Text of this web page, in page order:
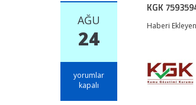
AĞU
24
KGK
75935942-
yorumlar
kapalı
KGK
Haberi